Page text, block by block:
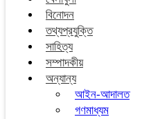
বিনোদন
তথ্যপ্রযুক্তি
সাহিত্য
সম্পাদকীয়
অন্যান্য
আইন-আদালত
গণমাধ্যম